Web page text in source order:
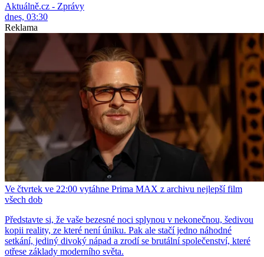
Aktuálně.cz - Zprávy
dnes, 03:30
Reklama
Ve čtvrtek ve 22:00 vytáhne Prima MAX z archivu nejlepší film
všech dob
Představte si, že vaše bezesné noci splynou v nekonečnou, šedivou
kopii reality, ze které není úniku. Pak ale stačí jedno náhodné
setkání, jediný divoký nápad a zrodí se brutální společenství, které
otřese základy moderního světa.